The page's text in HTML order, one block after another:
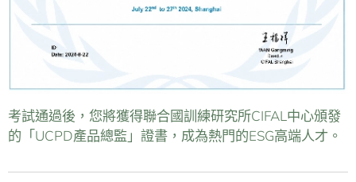
考試通過後，您將獲得聯合國訓練研究所CIFAL中心頒發
的「UCPD產品總監」證書，成為熱門的ESG高端人才。